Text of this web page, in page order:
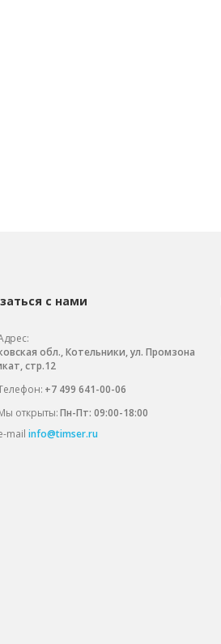
с нами
обл., Котельники, ул. Промзона
стр.12
+7 499 641-00-06
открыты:Пн-Пт: 09:00-18:00
mail info@timser.ru